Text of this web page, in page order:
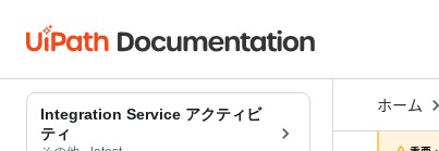
Integration Service アクティビ
ティ
ホーム